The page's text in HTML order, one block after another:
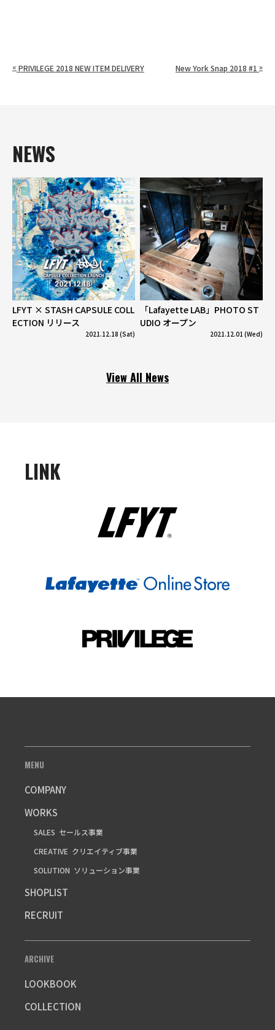
« PRIVILEGE 2018 NEW ITEM DELIVERY New York Snap 2018 #1 »
NEWS
LFYT × STASH CAPSULE COLL
ECTION リリース
2021.12.18 (Sat)
「Lafayette LAB」PHOTO ST
UDIO オープン
2021.12.01 (Wed)
View All News
LINK
MENU
COMPANY
WORKS
SALES セールス事業
CREATIVE クリエイティブ事業
SOLUTION ソリューション事業
SHOPLIST
RECRUIT
ARCHIVE
LOOKBOOK
COLLECTION